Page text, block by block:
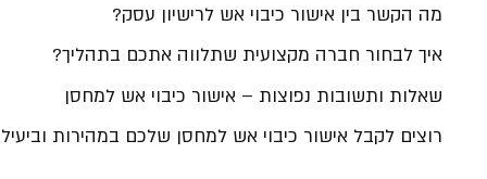
מה הקשר בין אישור כיבוי אש לרישיון עסק?
איך לבחור חברה מקצועית שתלווה אתכם בתהליך?
שאלות ותשובות נפוצות – אישור כיבוי אש למחסן
רוצים לקבל אישור כיבוי אש למחסן שלכם במהירות